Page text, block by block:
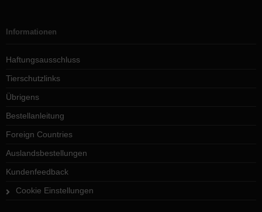
Informationen
Haftungsausschluss
Tierschutzlinks
Übrigens
Bestellanleitung
Foreign Countries
Auslandsbestellungen
Kundenfeedback
Cookie Einstellungen